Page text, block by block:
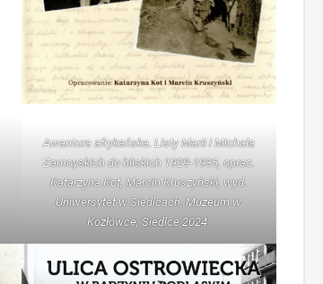
Awantura afrykańska. Listy Marii i Michała
Zamoyskich do bliskich 1929-1935, oprac.
Katarzyna Kot, Marcin Kruszyński, wyd.
Uniwersytet w Siedlcach, Muzeum w
Kozłówce, Siedlce 2024.